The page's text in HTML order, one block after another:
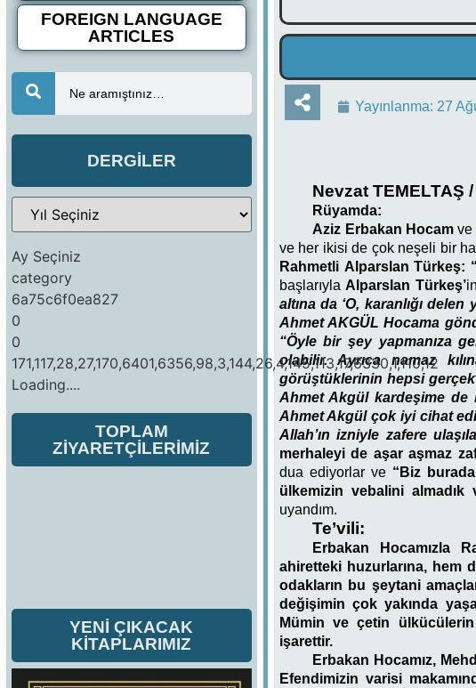
FOREIGN LANGUAGE
ARTICLES
Ne aramıştınız…
DERGİLER
Ay Seçiniz
category
6a75c6f0ea827
0
0
171,117,28,27,170,6401,6356,98,3,144,26,4,145,113,17,6330,1,110,12
Loading....
TOPLAM
ZİYARETÇİLERİMİZ
YENİ ÇIKACAK
KİTAPLARIMIZ
Yayınlanma: 27
Nevzat TEMELTAŞ
Rüyamda:
Aziz Erbakan Hocamve
ve her ikisi de çok neşeli bir
Rahmetli Alparslan Türkeş:
başlarıylaAlparslan Türkeş’
altına da ‘O, karanlığı
Ahmet AKGÜL Hocama
“Öyle bir şey yapmanıza
olabilir. Ayrıca namaz
görüştüklerinin hepsi
Ahmet Akgül kardeşime de
Ahmet Akgül çok iyi cihat
Allah’ın izniyle zafere
merhaleyi de aşar aşmaz
dua ediyorlar ve “Biz
ülkemizin vebalini almadık
uyandım.
Te’vili:
Erbakan Hocamızla
ahiretteki huzurlarına, hem
odakların bu şeytani
değişimin çok yakında
Mümin ve çetin
işarettir.
Erbakan Hocamız,
Efendimizin varisi